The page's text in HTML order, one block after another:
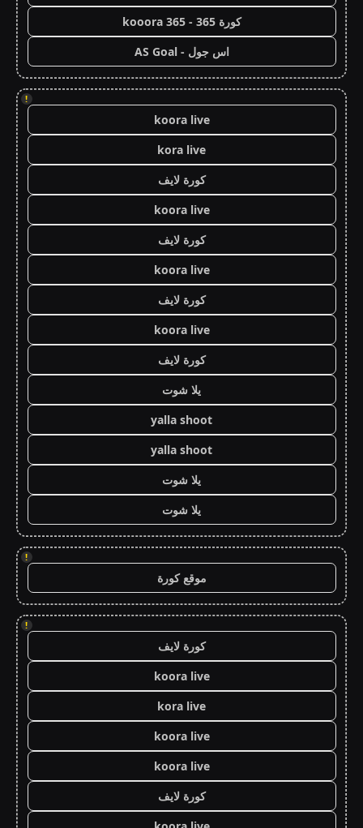
كورة 365 - kooora 365
اس جول - AS Goal
!
koora live
kora live
كورة لايف
koora live
كورة لايف
koora live
كورة لايف
koora live
كورة لايف
يلا شوت
yalla shoot
yalla shoot
يلا شوت
يلا شوت
!
موقع كورة
!
كورة لايف
koora live
kora live
koora live
koora live
كورة لايف